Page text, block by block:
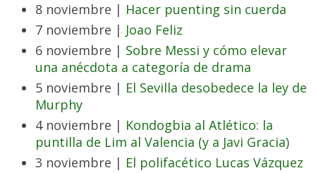
8 noviembre | Hacer puenting sin cuerda
7 noviembre | Joao Feliz
6 noviembre | Sobre Messi y cómo elevar
una anécdota a categoría de drama
5 noviembre | El Sevilla desobedece la ley de
Murphy
4 noviembre | Kondogbia al Atlético: la
puntilla de Lim al Valencia (y a Javi Gracia)
3 noviembre | El polifacético Lucas Vázquez